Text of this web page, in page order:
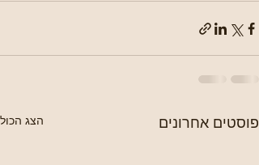
פוסטים אחרונים הצג הכול